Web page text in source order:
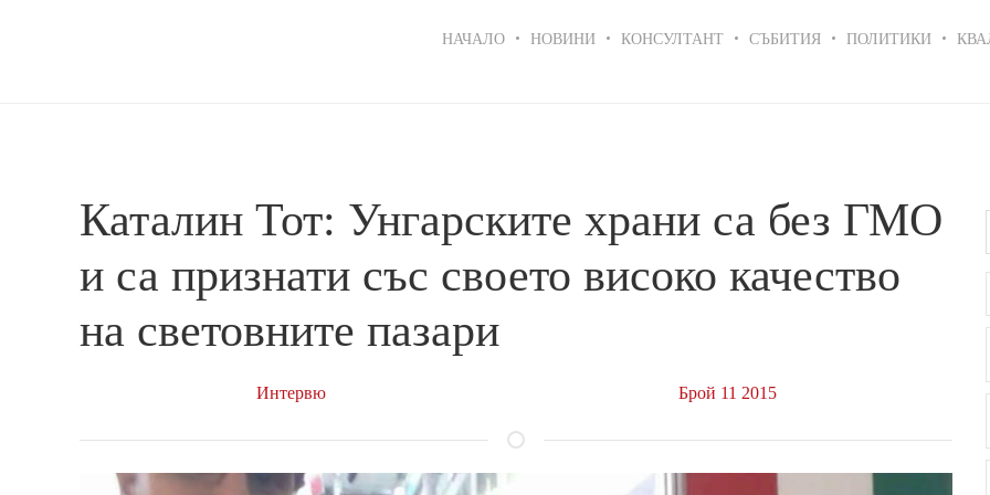
navigation
НАЧАЛО НОВИНИ КОНСУЛТАНТ СЪБИТИЯ ПОЛИТИКИ
Каталин Тот: Унгарските храни са без ГМО
и са признати със своето високо качество
на световните пазари
Интервю Брой 11 2015